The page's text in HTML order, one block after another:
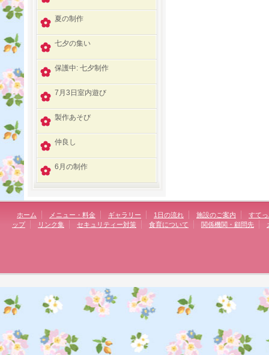
夏の制作
七夕の集い
保護中: 七夕制作
7月3日室内遊び
製作あそび
仲良し
6月の制作
ホーム メニュー・料金 ギャラリー 1日の流れ 施設のご案内
すて
ップ
リンク集 セキュリティー対策 食育について 関係機関・顧問先